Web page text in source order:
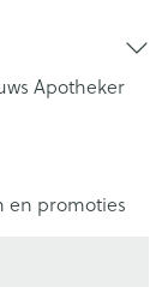
Apotheker
en promoties